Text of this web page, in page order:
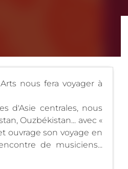
nous fera voyager à
d'Asie centrales, nous
Ouzbékistan... avec «
ouvrage son voyage en
de musiciens...